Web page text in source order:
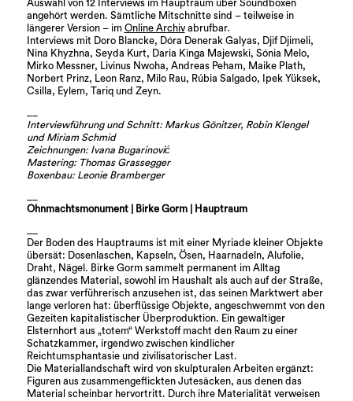
Auswahl von 12 Interviews im Hauptraum über Soundboxen
angehört werden. Sämtliche Mitschnitte sind – teilweise in
längerer Version – im Online Archivabrufbar.
Interviews mit Doro Blancke, Dóra Denerak Galyas, Djif Djimeli,
Nina Khyzhna, Seyda Kurt, Daria Kinga Majewski, Sónia Melo,
Mirko Messner, Livinus Nwoha, Andreas Peham, Maike Plath,
Norbert Prinz, Leon Ranz, Milo Rau, Rúbia Salgado, Ipek Yüksek,
Csilla, Eylem, Tariq und Zeyn.
Interviewführung und Schnitt: Markus Gönitzer, Robin Klengel
und Miriam Schmid
Zeichnungen: Ivana Bugarinović
Mastering: Thomas Grassegger
Boxenbau: Leonie Bramberger
Ohnmachtsmonument | Birke Gorm | Hauptraum
Der Boden des Hauptraums ist mit einer Myriade kleiner Objekte
übersät: Dosenlaschen, Kapseln, Ösen, Haarnadeln, Alufolie,
Draht, Nägel. Birke Gorm sammelt permanent im Alltag
glänzendes Material, sowohl im Haushalt als auch auf der Straße,
das zwar verführerisch anzusehen ist, das seinen Marktwert aber
lange verloren hat: überflüssige Objekte, angeschwemmt von den
Gezeiten kapitalistischer Überproduktion. Ein gewaltiger
Elsternhort aus „totem“ Werkstoff macht den Raum zu einer
Schatzkammer, irgendwo zwischen kindlicher
Reichtumsphantasie und zivilisatorischer Last.
Die Materiallandschaft wird von skulpturalen Arbeiten ergänzt:
Figuren aus zusammengeflickten Jutesäcken, aus denen das
Material scheinbar hervortritt. Durch ihre Materialität verweisen